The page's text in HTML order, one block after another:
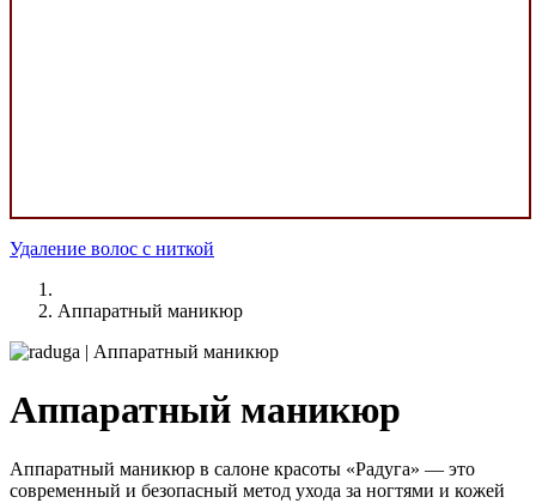
Удаление волос с ниткой
Аппаратный маникюр
Аппаратный маникюр
Аппаратный маникюр в салоне красоты «Радуга» — это
современный и безопасный метод ухода за ногтями и кожей